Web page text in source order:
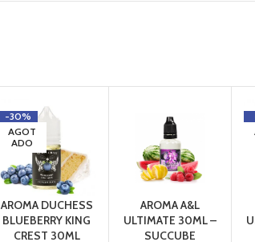
-30%
AGOT
ADO
AROMA DUCHESS
BLUEBERRY KING
CREST 30ML
AROMA A&L
ULTIMATE 30ML –
SUCCUBE